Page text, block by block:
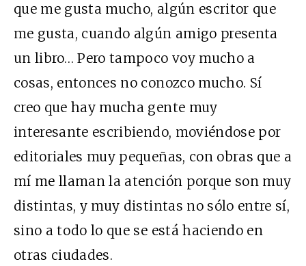
que me gusta mucho, algún escritor que
me gusta, cuando algún amigo presenta
un libro… Pero tampoco voy mucho a
cosas, entonces no conozco mucho. Sí
creo que hay mucha gente muy
interesante escribiendo, moviéndose por
editoriales muy pequeñas, con obras que a
mí me llaman la atención porque son muy
distintas, y muy distintas no sólo entre sí,
sino a todo lo que se está haciendo en
otras ciudades.